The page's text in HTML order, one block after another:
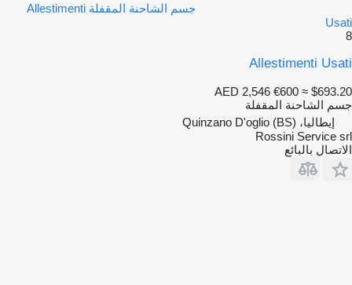
جسم الشاحنة المقفلة Allestimenti
Usati
8
Allestimenti Usati
AED 2,546 €600 ≈ $693.20
جسم الشاحنة المقفلة
إيطاليا، Quinzano D'oglio (BS)
Rossini Service srl
الاتصال بالبائع